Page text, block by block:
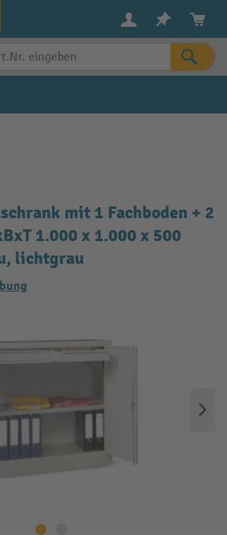
mit 1 Fachboden + 2
1.000 x 1.000 x 500
lichtgrau